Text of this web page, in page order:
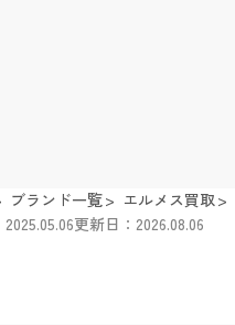
ブランド一覧 エルメス買取
更新日：2026.08.06